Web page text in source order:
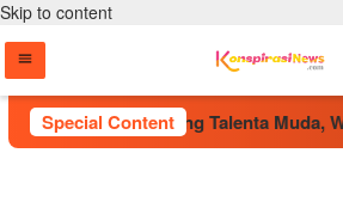
Skip to content
Special Content
Jadi Panggung Talenta Muda,